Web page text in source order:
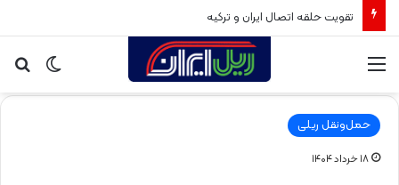
تقویت حلقه اتصال ایران و ترکیه
تغییر
پوسته
حمل‌ونقل ریلی
۱۸ خرداد ۱۴۰۴